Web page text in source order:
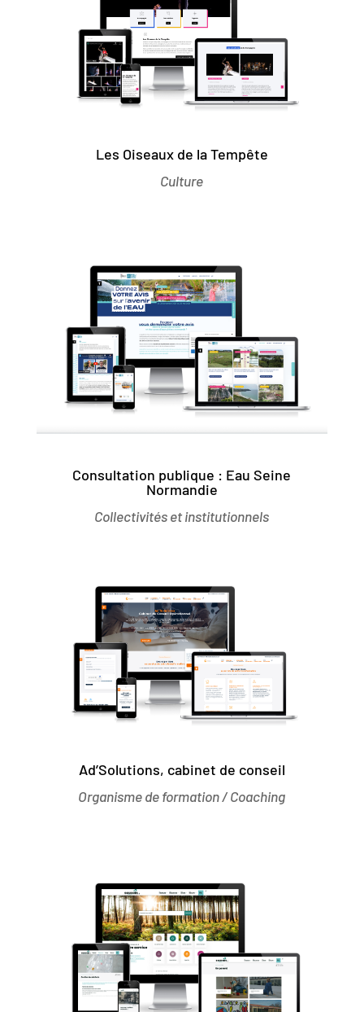
Les Oiseaux de la Tempête
Culture
Consultation publique : Eau Seine
Normandie
Collectivités et institutionnels
Ad’Solutions, cabinet de conseil
Organisme de formation / Coaching